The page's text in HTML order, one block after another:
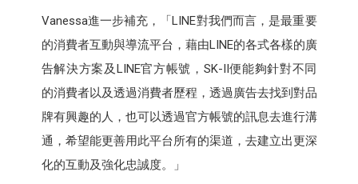
Vanessa進一步補充，「LINE對我們而言，是最重要
的消費者互動與導流平台，藉由LINE的各式各樣的廣
告解決方案及LINE官方帳號，SK-II便能夠針對不同
的消費者以及透過消費者歷程，透過廣告去找到對品
牌有興趣的人，也可以透過官方帳號的訊息去進行溝
通，希望能更善用此平台所有的渠道，去建立出更深
化的互動及強化忠誠度。」